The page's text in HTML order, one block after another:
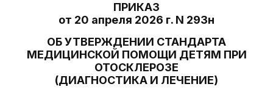
ПРИКАЗ
от 20 апреля 2026 г. N 293н
ОБ УТВЕРЖДЕНИИ СТАНДАРТА
МЕДИЦИНСКОЙ ПОМОЩИ ДЕТЯМ ПРИ
ОТОСКЛЕРОЗЕ
(ДИАГНОСТИКА И ЛЕЧЕНИЕ)